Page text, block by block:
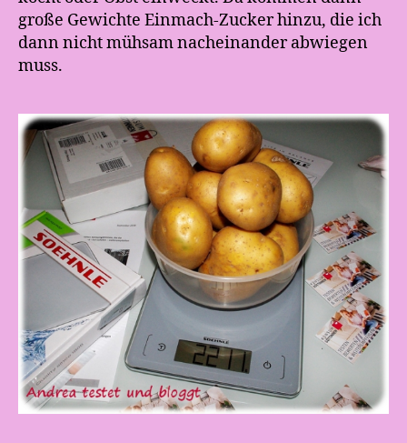
große Gewichte Einmach-Zucker hinzu, die ich
dann nicht mühsam nacheinander abwiegen
muss.